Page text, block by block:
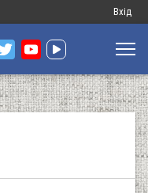
Меню
запису
Вхід